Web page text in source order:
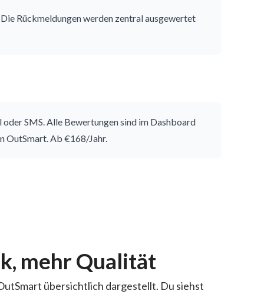
Rückmeldungen werden zentral ausgewertet
SMS. Alle Bewertungen sind im Dashboard
OutSmart. Ab €168/Jahr.
mehr Qualität
übersichtlich dargestellt. Du siehst